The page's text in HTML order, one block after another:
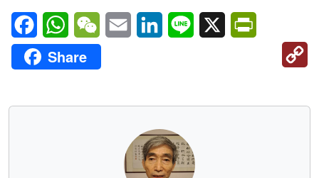
FacebookWhatsAppWeChatEmail LinkedInLine X
Share